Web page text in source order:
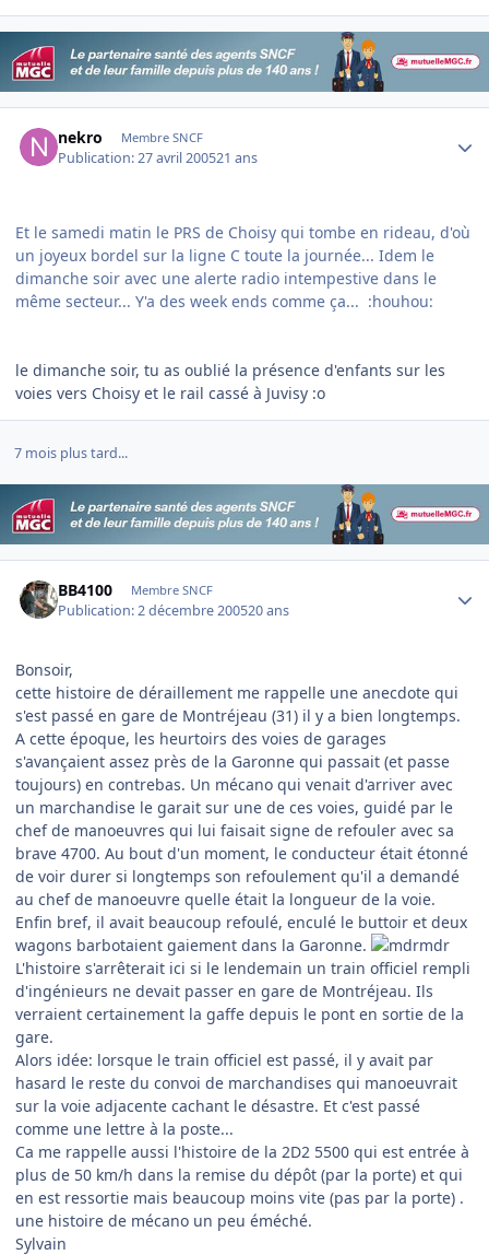
nekro Membre SNCF
Publication:27 avril 200521 ans
Et le samedi matin le PRS de Choisy qui tombe en rideau, d'où
un joyeux bordel sur la ligne C toute la journée... Idem le
dimanche soir avec une alerte radio intempestive dans le
même secteur... Y'a des week ends comme ça... :houhou:
le dimanche soir, tu as oublié la présence d'enfants sur les
voies vers Choisy et le rail cassé à Juvisy :o
7 mois plus tard...
BB4100 Membre SNCF
Publication:2 décembre 200520 ans
Bonsoir,
cette histoire de déraillement me rappelle une anecdote qui
s'est passé en gare de Montréjeau (31) il y a bien longtemps.
A cette époque, les heurtoirs des voies de garages
s'avançaient assez près de la Garonne qui passait (et passe
toujours) en contrebas. Un mécano qui venait d'arriver avec
un marchandise le garait sur une de ces voies, guidé par le
chef de manoeuvres qui lui faisait signe de refouler avec sa
brave 4700. Au bout d'un moment, le conducteur était étonné
de voir durer si longtemps son refoulement qu'il a demandé
au chef de manoeuvre quelle était la longueur de la voie.
Enfin bref, il avait beaucoup refoulé, enculé le buttoir et deux
wagons barbotaient gaiement dans la Garonne.
L'histoire s'arrêterait ici si le lendemain un train officiel rempli
d'ingénieurs ne devait passer en gare de Montréjeau. Ils
verraient certainement la gaffe depuis le pont en sortie de la
gare.
Alors idée: lorsque le train officiel est passé, il y avait par
hasard le reste du convoi de marchandises qui manoeuvrait
sur la voie adjacente cachant le désastre. Et c'est passé
comme une lettre à la poste...
Ca me rappelle aussi l'histoire de la 2D2 5500 qui est entrée à
plus de 50 km/h dans la remise du dépôt (par la porte) et qui
en est ressortie mais beaucoup moins vite (pas par la porte) .
une histoire de mécano un peu éméché.
Sylvain